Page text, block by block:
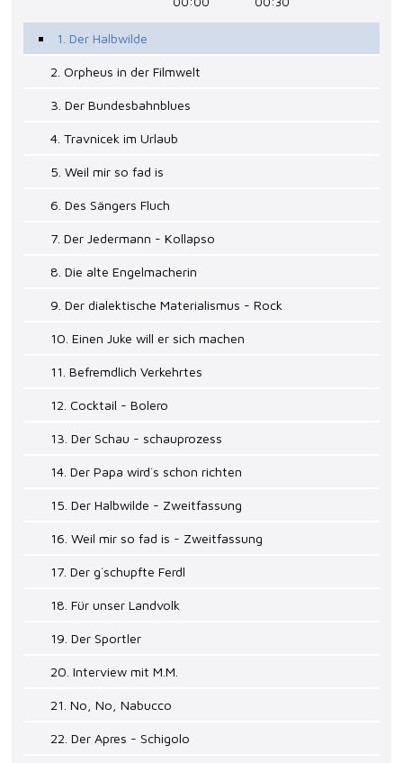
1. Der Halbwilde
2. Orpheus in der Filmwelt
3. Der Bundesbahnblues
4. Travnicek im Urlaub
5. Weil mir so fad is
6. Des Sängers Fluch
7. Der Jedermann - Kollapso
8. Die alte Engelmacherin
9. Der dialektische Materialismus - Rock
10. Einen Juke will er sich machen
11. Befremdlich Verkehrtes
12. Cocktail - Bolero
13. Der Schau - schauprozess
14. Der Papa wird´s schon richten
15. Der Halbwilde - Zweitfassung
16. Weil mir so fad is - Zweitfassung
17. Der g´schupfte Ferdl
18. Für unser Landvolk
19. Der Sportler
20. Interview mit M.M.
21. No, No, Nabucco
22. Der Apres - Schigolo